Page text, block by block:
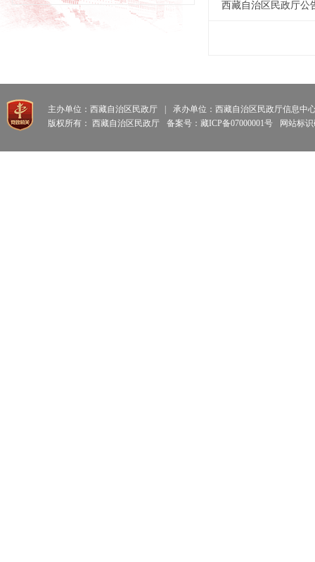
西藏自治区民政厅公
主办单位：西藏自治区民政厅
承办单位：西藏自治区民政厅信息中
版权所有： 西藏自治区民政厅
备案号：藏ICP备07000001号 网站标识